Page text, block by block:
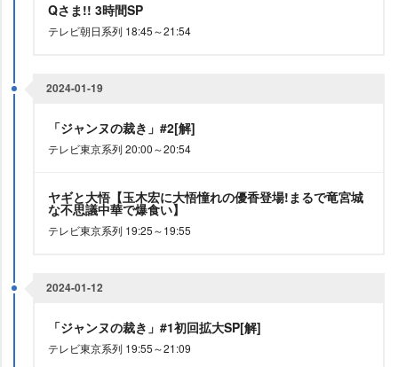
Qさま!! 3時間SP
テレビ朝日系列 18:45～21:54
2024-01-19
「ジャンヌの裁き」#2[解]
テレビ東京系列 20:00～20:54
ヤギと大悟【玉木宏に大悟憧れの優香登場!まるで竜宮城
な不思議中華で爆食い】
テレビ東京系列 19:25～19:55
2024-01-12
「ジャンヌの裁き」#1初回拡大SP[解]
テレビ東京系列 19:55～21:09